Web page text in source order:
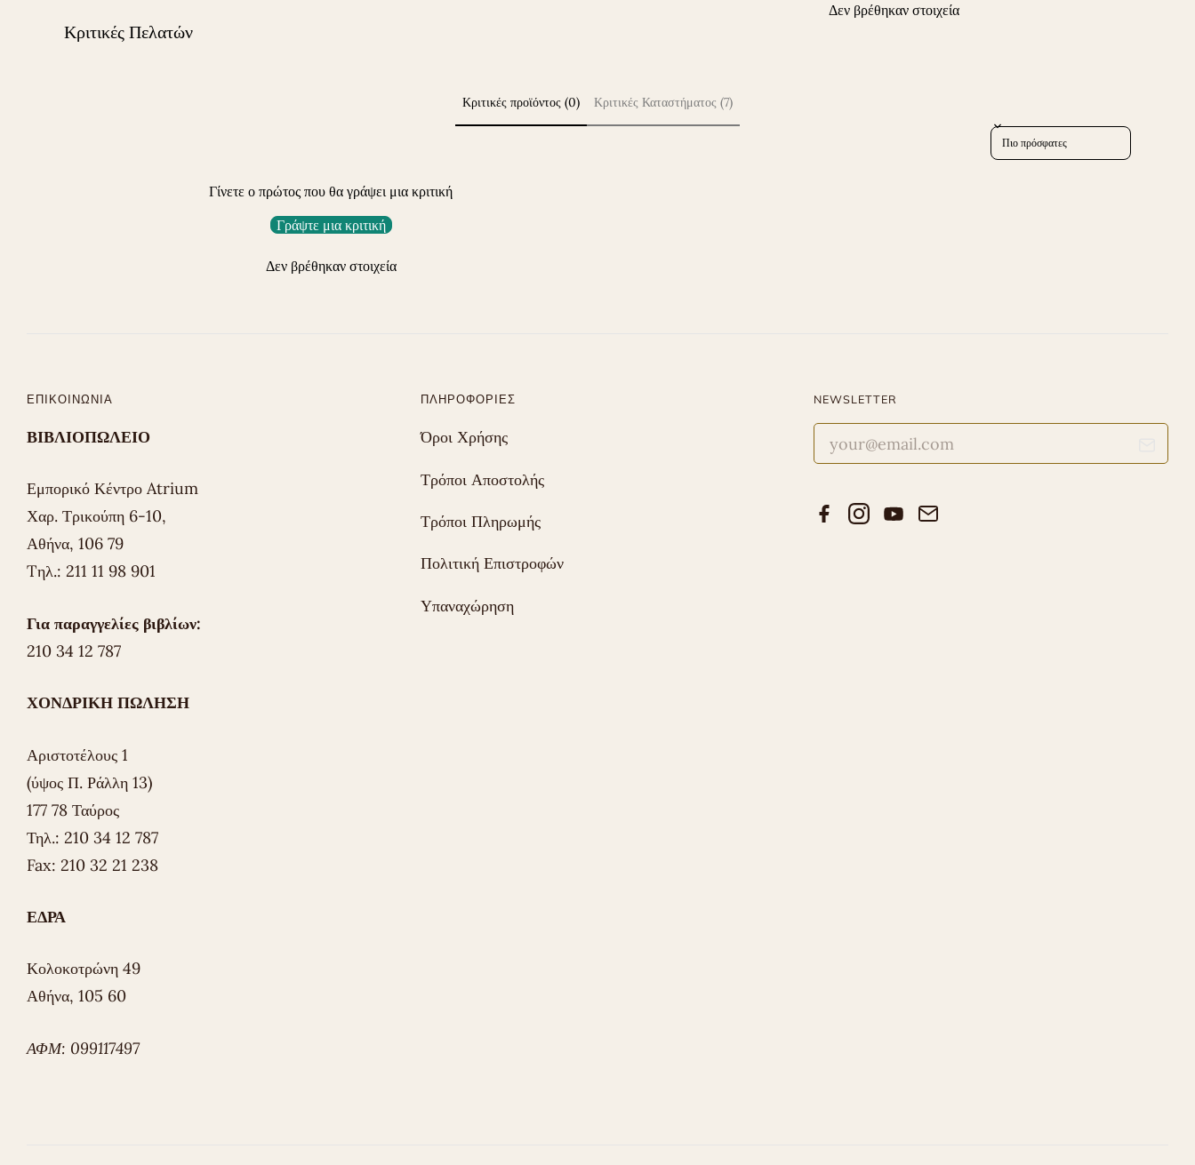
Δεν βρέθηκαν στοιχεία
Κριτικές Πελατών
Κριτικές προϊόντος (0) Κριτικές Καταστήματος (7)
Sort reviews by
Γίνετε ο πρώτος που θα γράψει μια κριτική
Γράψτε μια κριτική
Δεν βρέθηκαν στοιχεία
ΕΠΙΚΟΙΝΩΝΊΑ
ΒΙΒΛΙΟΠΩΛΕΙΟ
Εμπορικό Κέντρο Atrium
Χαρ. Τρικούπη 6-10,
Αθήνα, 106 79
Tηλ.: 211 11 98 901
Για παραγγελίες βιβλίων:
210 34 12 787
ΧΟΝΔΡΙΚΗ ΠΩΛΗΣΗ
Αριστοτέλους 1
(ύψος Π. Ράλλη 13)
177 78 Ταύρος
Τηλ.: 210 34 12 787
Fax: 210 32 21 238
ΕΔΡΑ
Κολοκοτρώνη 49
Αθήνα, 105 60
ΑΦΜ: 099117497
ΠΛΗΡΟΦΟΡΊΕΣ
Όροι Χρήσης
Τρόποι Αποστολής
Τρόποι Πληρωμής
Πολιτική Επιστροφών
Υπαναχώρηση
NEWSLETTER